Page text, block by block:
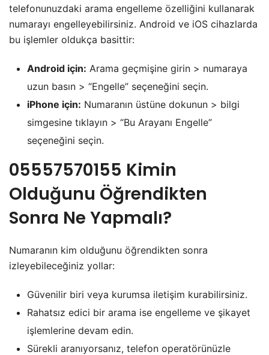
telefonunuzdaki arama engelleme özelliğini kullanarak
numarayı engelleyebilirsiniz. Android ve iOS cihazlarda
bu işlemler oldukça basittir:
Android için: Arama geçmişine girin > numaraya
uzun basın > “Engelle” seçeneğini seçin.
iPhone için: Numaranın üstüne dokunun > bilgi
simgesine tıklayın > “Bu Arayanı Engelle”
seçeneğini seçin.
05557570155 Kimin
Olduğunu Öğrendikten
Sonra Ne Yapmalı?
Numaranın kim olduğunu öğrendikten sonra
izleyebileceğiniz yollar:
Güvenilir biri veya kurumsa iletişim kurabilirsiniz.
Rahatsız edici bir arama ise engelleme ve şikayet
işlemlerine devam edin.
Sürekli aranıyorsanız, telefon operatörünüzle